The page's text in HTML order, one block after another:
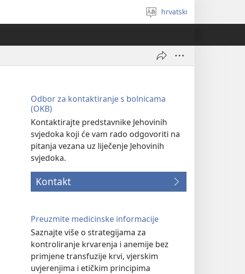
Izaberi
jezik
hrvatski
Odbor za kontaktiranje s bolnicama
(OKB)
Kontaktirajte predstavnike Jehovinih
svjedoka koji će vam rado odgovoriti na
pitanja vezana uz liječenje Jehovinih
svjedoka.
Kontakt
Preuzmite medicinske informacije
Saznajte više o strategijama za
kontroliranje krvarenja i anemije bez
primjene transfuzije krvi, vjerskim
uvjerenjima i etičkim principima